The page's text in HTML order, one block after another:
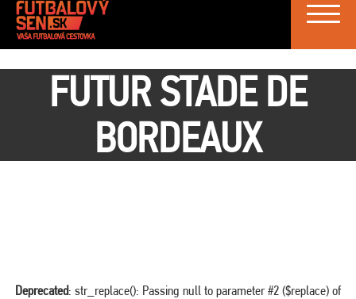
Toggle
FUTUR STADE DE
BORDEAUX
Deprecated: str_replace(): Passing null to parameter #2 ($replace) of